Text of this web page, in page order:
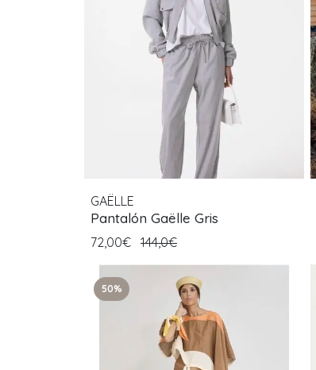
GAËLLE
Pantalón Gaëlle Gris
72,00€ 144,0€
50%